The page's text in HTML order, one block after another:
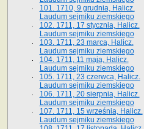
101. 1710, 9 grudnia, Halicz.
Laudum sejmiku ziemskiego
102. 1711, 17 stycznia, Halicz.
Laudum sejmiku ziemskiego
103. 1711, 23 marca, Halicz.
Laudum sejmiku ziemskiego
104. 1711, 11 maja, Halicz.
Laudum sejmiku ziemskiego
105. 1711, 23 czerwca, Halicz.
Laudum sejmiku ziemskiego
106. 1711, 20 sierpnia, Halicz.
Laudum sejmiku ziemskiego
107. 1711, 15 września, Halicz.
Laudum sejmiku ziemskiego